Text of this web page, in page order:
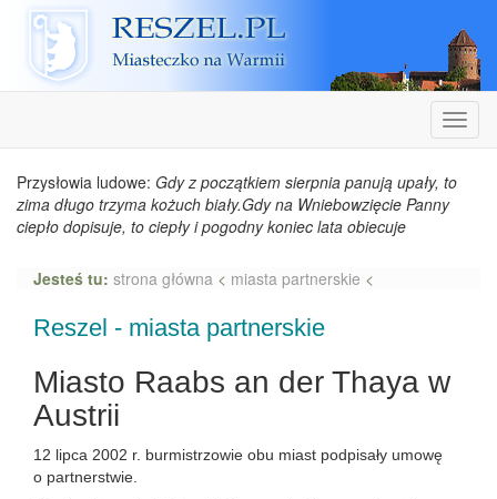
Reszel
Przysłowia ludowe: Gdy z początkiem sierpnia panują upały, to
zima długo trzyma kożuch biały.Gdy na Wniebowzięcie Panny
ciepło dopisuje, to ciepły i pogodny koniec lata obiecuje
Jesteś tu: strona główna < miasta partnerskie <
Reszel - miasta partnerskie
Miasto Raabs an der Thaya w
Austrii
12 lipca 2002 r. burmistrzowie obu miast podpisały umowę
o partnerstwie.